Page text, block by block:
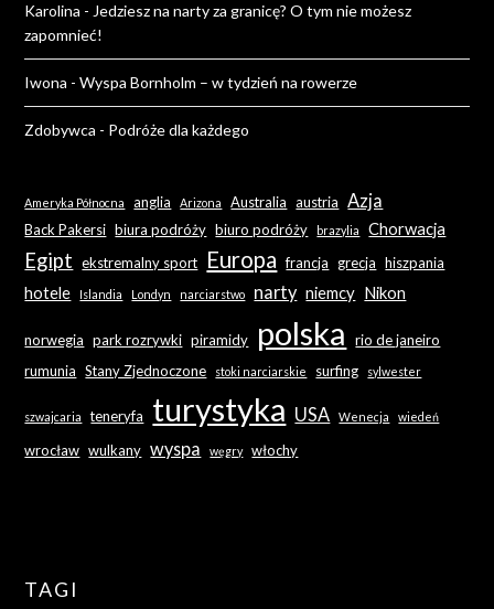
Karolina - Jedziesz na narty za granicę? O tym nie możesz
zapomnieć!
Iwona -Wyspa Bornholm – w tydzień na rowerze
Zdobywca - Podróże dla każdego
Ameryka Północna anglia Arizona Australia austria Azja
Back Pakersi biura podróży biuro podróży brazylia Chorwacja
Egipt ekstremalny sport Europa francja grecja hiszpania
hotele Islandia Londyn narciarstwo narty niemcy Nikon
norwegia park rozrywki piramidy polska
rio de janeiro
rumunia Stany Zjednoczone stoki narciarskie surfing sylwester
szwajcaria teneryfa turystyka USA Wenecja wiedeń
wrocław wulkany wyspa węgry włochy
TAGI